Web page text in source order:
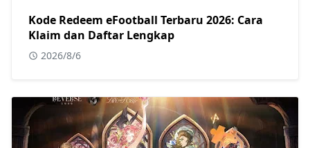
Kode Redeem eFootball Terbaru 2026: Cara
Klaim dan Daftar Lengkap
2026/8/6